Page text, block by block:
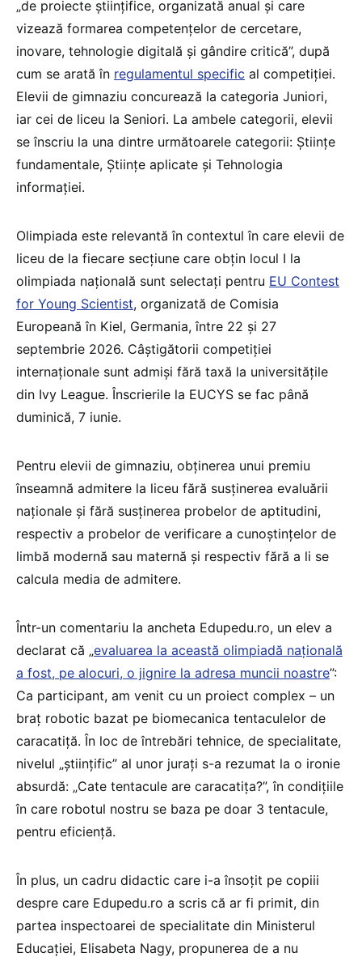
„de proiecte științifice, organizată anual şi care
vizează formarea competențelor de cercetare,
inovare, tehnologie digitală și gândire critică”, după
cum se arată în regulamentul specific al competiției.
Elevii de gimnaziu concurează la categoria Juniori,
iar cei de liceu la Seniori. La ambele categorii, elevii
se înscriu la una dintre următoarele categorii: Științe
fundamentale, Științe aplicate și Tehnologia
informației.
Olimpiada este relevantă în contextul în care elevii de
liceu de la fiecare secțiune care obțin locul I la
olimpiada națională sunt selectați pentru EU Contest
for Young Scientist, organizată de Comisia
Europeană în Kiel, Germania, între 22 și 27
septembrie 2026. Câștigătorii competiției
internaționale sunt admiși fără taxă la universitățile
din Ivy League. Înscrierile la EUCYS se fac până
duminică, 7 iunie.
Pentru elevii de gimnaziu, obținerea unui premiu
înseamnă admitere la liceu fără susținerea evaluării
naționale și fără susținerea probelor de aptitudini,
respectiv a probelor de verificare a cunoștințelor de
limbă modernă sau maternă și respectiv fără a li se
calcula media de admitere.
Într-un comentariu la ancheta Edupedu.ro, un elev a
declarat că „evaluarea la această olimpiadă națională
a fost, pe alocuri, o jignire la adresa muncii noastre”:
Ca participant, am venit cu un proiect complex – un
braț robotic bazat pe biomecanica tentaculelor de
caracatiță. În loc de întrebări tehnice, de specialitate,
nivelul „științific” al unor jurați s-a rezumat la o ironie
absurdă: „Cate tentacule are caracatița?”, în condițiile
în care robotul nostru se baza pe doar 3 tentacule,
pentru eficiență.
În plus, un cadru didactic care i-a însoțit pe copiii
despre care Edupedu.ro a scris că ar fi primit, din
partea inspectoarei de specialitate din Ministerul
Educației, Elisabeta Nagy, propunerea de a nu